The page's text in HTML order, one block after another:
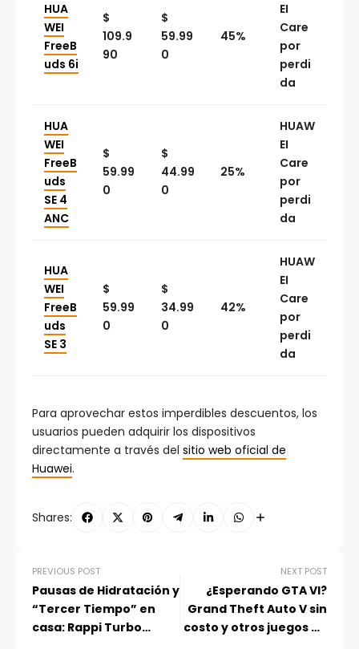
HUA
WEI
FreeB
uds 6i
$
109.9
90
$
59.99
0
45%
EI
Care
por
perdi
da
HUA
WEI
FreeB
uds
SE 4
ANC
$
59.99
0
$
44.99
0
25%
HUAW
EI
Care
por
perdi
da
HUA
WEI
FreeB
uds
SE 3
$
59.99
0
$
34.99
0
42%
HUAW
EI
Care
por
perdi
da
Para aprovechar estos imperdibles descuentos, los
usuarios pueden adquirir los dispositivos
directamente a través del sitio web oficial de
Huawei.
Shares:
PREVIOUS POST
Pausas de Hidratación y
“Tercer Tiempo” en
casa: Rappi Turbo
NEXT POST
¿Esperando GTA VI?
Grand Theft Auto V sin
costo y otros juegos de